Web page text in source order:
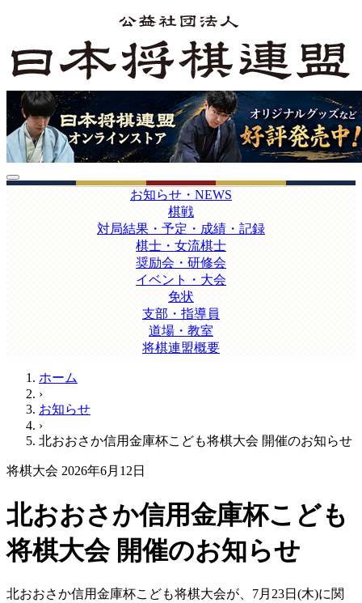
お知らせ・NEWS
棋戦
対局結果・予定・成績・記録
棋士・女流棋士
奨励会・研修会
イベント・大会
免状
支部・指導員
道場・教室
将棋連盟概要
ホーム
›
お知らせ
›
北おおさか信用金庫杯こども将棋大会 開催のお知らせ
将棋大会 2026年6月12日
北おおさか信用金庫杯こども
将棋大会 開催のお知らせ
北おおさか信用金庫杯こども将棋大会が、7月23日(木)に関